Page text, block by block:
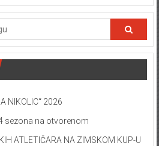
NIKOLIC“ 2026
sezona na otvorenom
ATLETIČARA NA ZIMSKOM KUP-U